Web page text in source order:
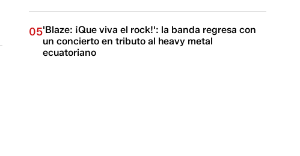
05'Blaze: ¡Que viva el rock!': la banda regresa con
un concierto en tributo al heavy metal
ecuatoriano